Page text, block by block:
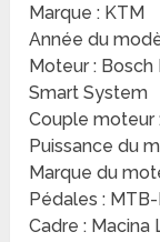
Marque : KTM
Année du
Moteur :
Smart System
Couple moteur
Puissance du
Marque du
Pédales :
Cadre : Macina